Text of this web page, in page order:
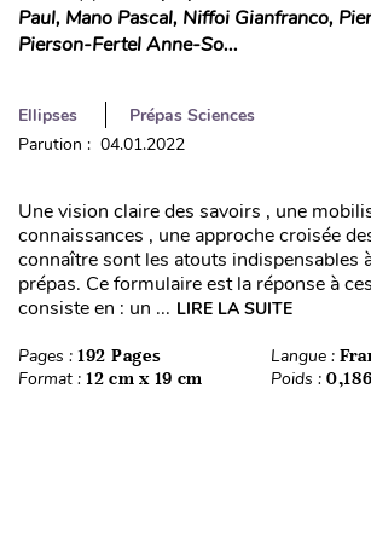
Paul, Mano Pascal, Niffoi Gianfranco,
Pierson-Fertel Anne-So...
Ellipses
Prépas Sciences
Parution : 04.01.2022
Une vision claire des savoirs , une
connaissances , une approche croisée
connaître sont les atouts indispensables
prépas. Ce formulaire est la réponse à
consiste en : un ... LIRE LA SUITE
Pages : 192 Pages Langue :
Format : 12 cm x 19 cm Poids :